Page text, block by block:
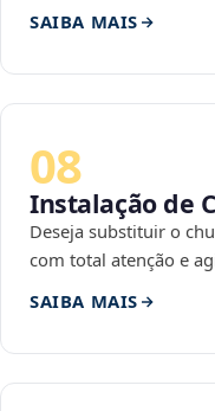
SAIBA MAIS
08
Instalação de
Deseja substituir o
com total atenção e
SAIBA MAIS